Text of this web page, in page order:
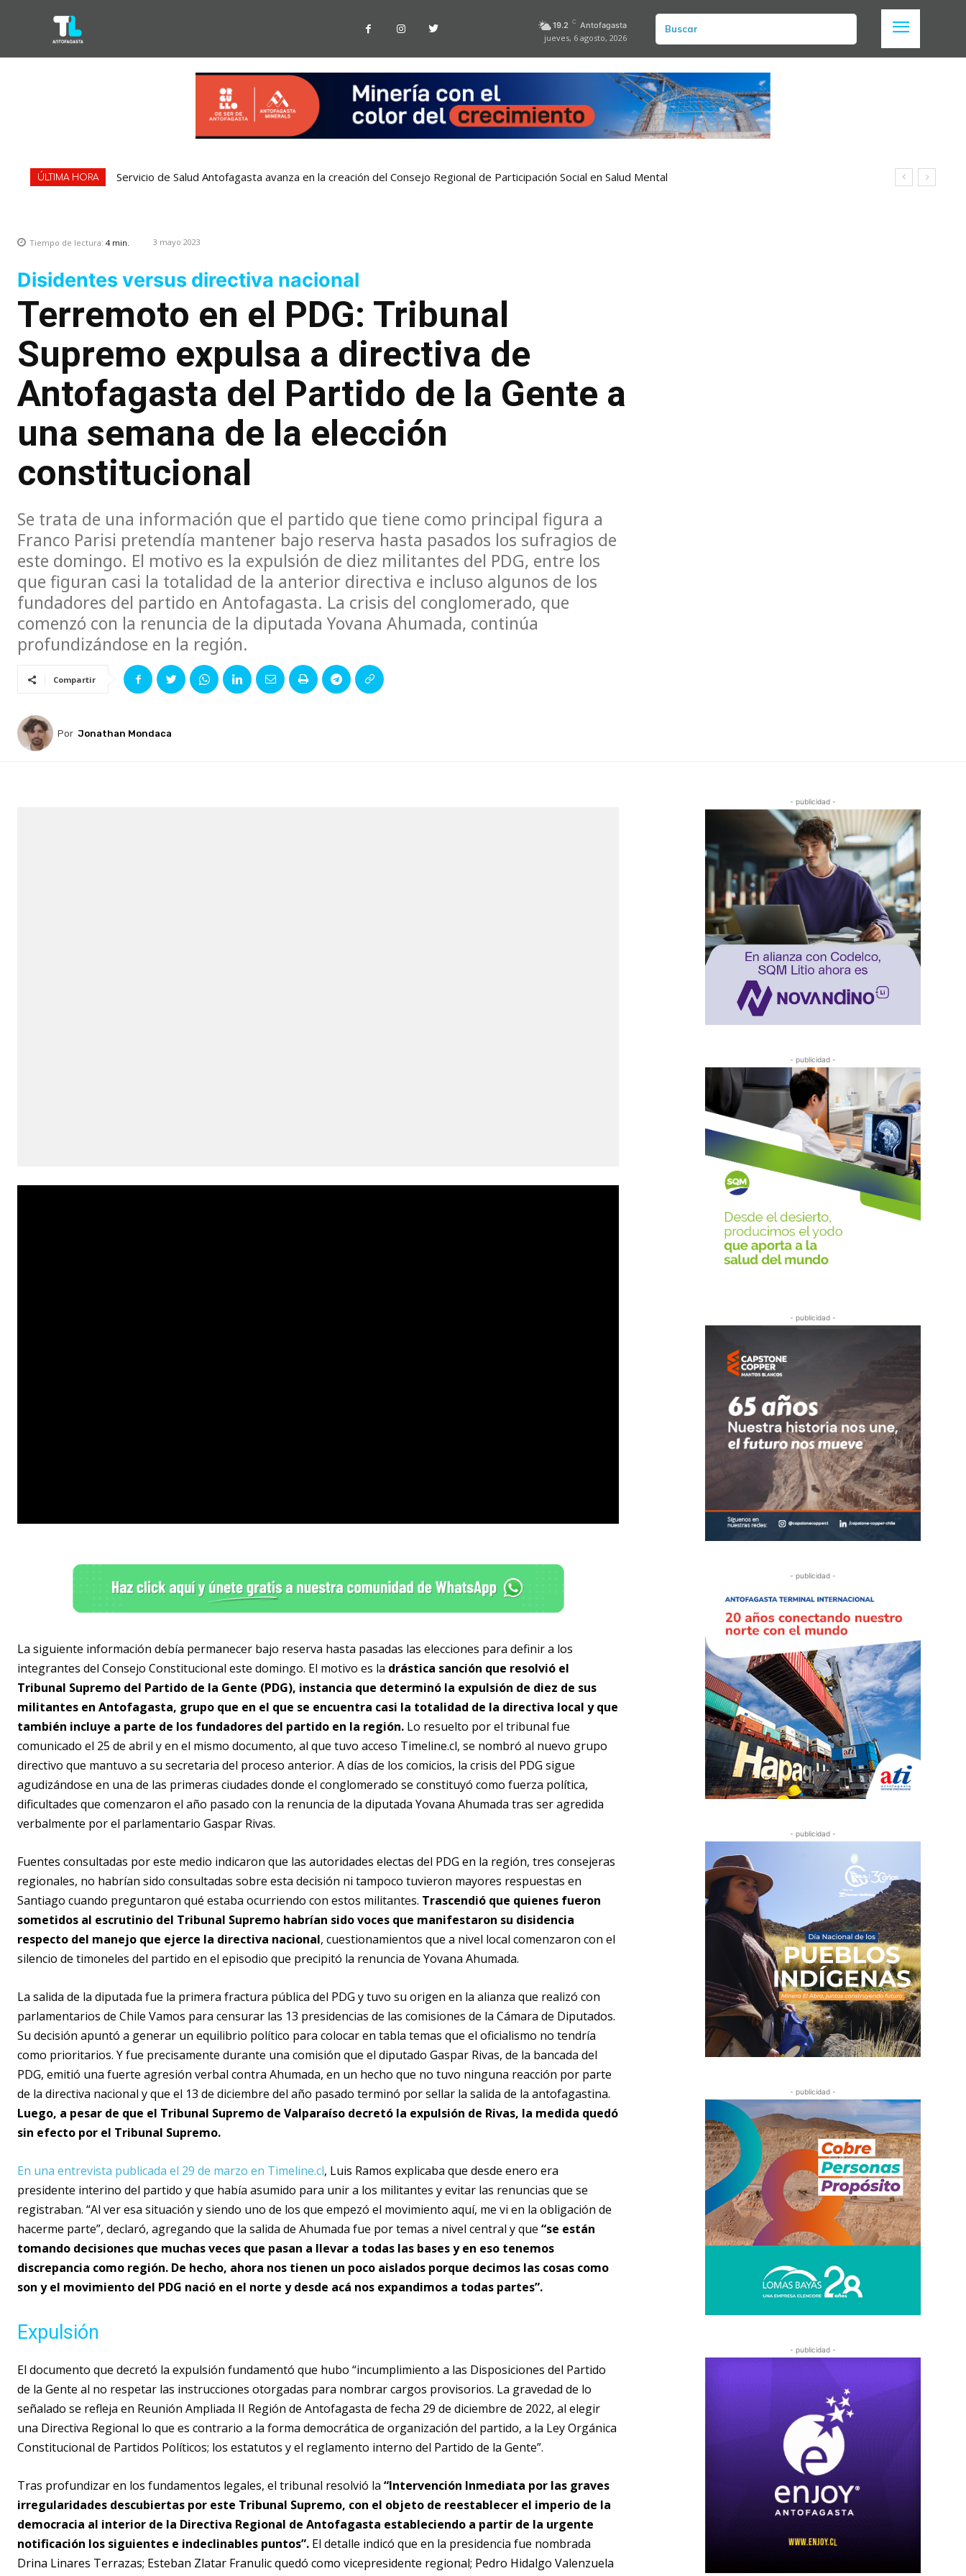
19.2 C Antofagasta
jueves, 6 agosto, 2026
Buscar
ÚLTIMA HORA Servicio de Salud Antofagasta avanza en la creación del Consejo Regional de Participación Social en Salud Mental
Tiempo de lectura: 4min. 3 mayo 2023
Disidentes versus directiva nacional
Terremoto en el PDG: Tribunal
Supremo expulsa a directiva de
Antofagasta del Partido de la Gente a
una semana de la elección
constitucional
Se trata de una información que el partido que tiene como principal figura a
Franco Parisi pretendía mantener bajo reserva hasta pasados los sufragios de
este domingo. El motivo es la expulsión de diez militantes del PDG, entre los
que figuran casi la totalidad de la anterior directiva e incluso algunos de los
fundadores del partido en Antofagasta. La crisis del conglomerado, que
comenzó con la renuncia de la diputada Yovana Ahumada, continúa
profundizándose en la región.
Compartir
Por Jonathan Mondaca
La siguiente información debía permanecer bajo reserva hasta pasadas las elecciones para definir a los
integrantes del Consejo Constitucional este domingo. El motivo es la drástica sanción que resolvió el
Tribunal Supremo del Partido de la Gente (PDG), instancia que determinó la expulsión de diez de sus
militantes en Antofagasta, grupo que en el que se encuentra casi la totalidad de la directiva local y que
también incluye a parte de los fundadores del partido en la región. Lo resuelto por el tribunal fue
comunicado el 25 de abril y en el mismo documento, al que tuvo acceso Timeline.cl, se nombró al nuevo grupo
directivo que mantuvo a su secretaria del proceso anterior. A días de los comicios, la crisis del PDG sigue
agudizándose en una de las primeras ciudades donde el conglomerado se constituyó como fuerza política,
dificultades que comenzaron el año pasado con la renuncia de la diputada Yovana Ahumada tras ser agredida
verbalmente por el parlamentario Gaspar Rivas.
Fuentes consultadas por este medio indicaron que las autoridades electas del PDG en la región, tres consejeras
regionales, no habrían sido consultadas sobre esta decisión ni tampoco tuvieron mayores respuestas en
Santiago cuando preguntaron qué estaba ocurriendo con estos militantes. Trascendió que quienes fueron
sometidos al escrutinio del Tribunal Supremo habrían sido voces que manifestaron su disidencia
respecto del manejo que ejerce la directiva nacional, cuestionamientos que a nivel local comenzaron con el
silencio de timoneles del partido en el episodio que precipitó la renuncia de Yovana Ahumada.
La salida de la diputada fue la primera fractura pública del PDG y tuvo su origen en la alianza que realizó con
parlamentarios de Chile Vamos para censurar las 13 presidencias de las comisiones de la Cámara de Diputados.
Su decisión apuntó a generar un equilibrio político para colocar en tabla temas que el oficialismo no tendría
como prioritarios. Y fue precisamente durante una comisión que el diputado Gaspar Rivas, de la bancada del
PDG, emitió una fuerte agresión verbal contra Ahumada, en un hecho que no tuvo ninguna reacción por parte
de la directiva nacional y que el 13 de diciembre del año pasado terminó por sellar la salida de la antofagastina.
Luego, a pesar de que el Tribunal Supremo de Valparaíso decretó la expulsión de Rivas, la medida quedó
sin efecto por el Tribunal Supremo.
En una entrevista publicada el 29 de marzo en Timeline.cl, Luis Ramos explicaba que desde enero era
presidente interino del partido y que había asumido para unir a los militantes y evitar las renuncias que se
registraban. “Al ver esa situación y siendo uno de los que empezó el movimiento aquí, me vi en la obligación de
hacerme parte”, declaró, agregando que la salida de Ahumada fue por temas a nivel central y que “se están
tomando decisiones que muchas veces que pasan a llevar a todas las bases y en eso tenemos
discrepancia como región. De hecho, ahora nos tienen un poco aislados porque decimos las cosas como
son y el movimiento del PDG nació en el norte y desde acá nos expandimos a todas partes”.
Expulsión
El documento que decretó la expulsión fundamentó que hubo “incumplimiento a las Disposiciones del Partido
de la Gente al no respetar las instrucciones otorgadas para nombrar cargos provisorios. La gravedad de lo
señalado se refleja en Reunión Ampliada II Región de Antofagasta de fecha 29 de diciembre de 2022, al elegir
una Directiva Regional lo que es contrario a la forma democrática de organización del partido, a la Ley Orgánica
Constitucional de Partidos Políticos; los estatutos y el reglamento interno del Partido de la Gente”.
Tras profundizar en los fundamentos legales, el tribunal resolvió la “Intervención Inmediata por las graves
irregularidades descubiertas por este Tribunal Supremo, con el objeto de reestablecer el imperio de la
democracia al interior de la Directiva Regional de Antofagasta estableciendo a partir de la urgente
notificación los siguientes e indeclinables puntos”. El detalle indicó que en la presidencia fue nombrada
Drina Linares Terrazas; Esteban Zlatar Franulic quedó como vicepresidente regional; Pedro Hidalgo Valenzuela
- publicidad -
- publicidad -
- publicidad -
- publicidad -
- publicidad -
- publicidad -
- publicidad -